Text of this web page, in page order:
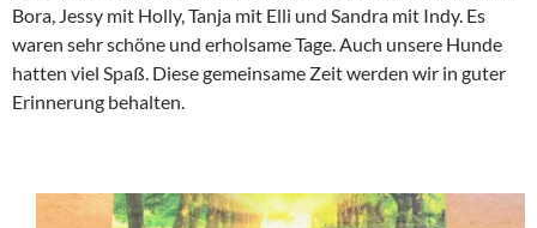
Bora, Jessy mit Holly, Tanja mit Elli und Sandra mit Indy. Es
waren sehr schöne und erholsame Tage. Auch unsere Hunde
hatten viel Spaß. Diese gemeinsame Zeit werden wir in guter
Erinnerung behalten.